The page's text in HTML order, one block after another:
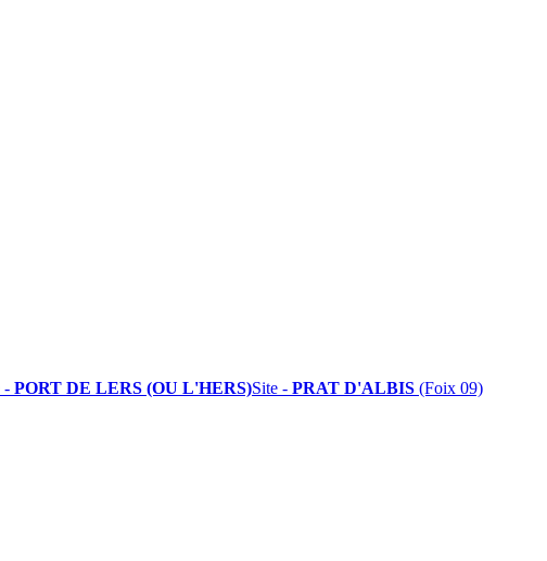
- PORT DE LERS (OU L'HERS)Site - PRAT D'ALBIS (Foix 09)